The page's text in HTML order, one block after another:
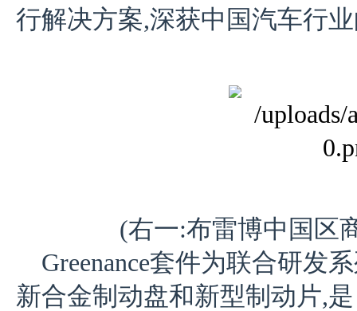
行解决方案,深获中国汽车行
(右一:布雷博中国区
Greenance套件为联合研发
新合金制动盘和新型制动片,